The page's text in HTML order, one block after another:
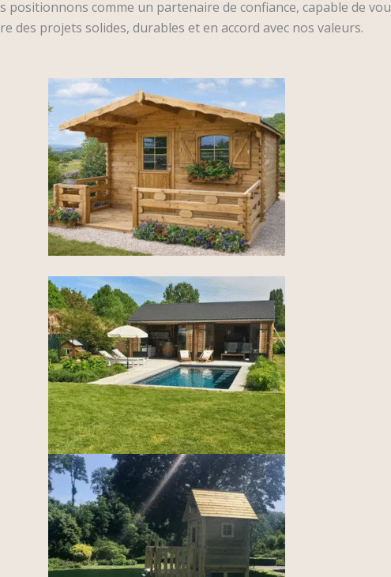
comme un partenaire de confiance, capable de
des projets solides, durables et en accord avec nos valeurs.